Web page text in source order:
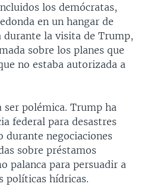
los demócratas,
en un hangar de
durante la visita de Trump,
sobre los planes que
no estaba autorizada a
polémica. Trump ha
federal para desastres
durante negociaciones
sobre préstamos
palanca para persuadir a
políticas hídricas.